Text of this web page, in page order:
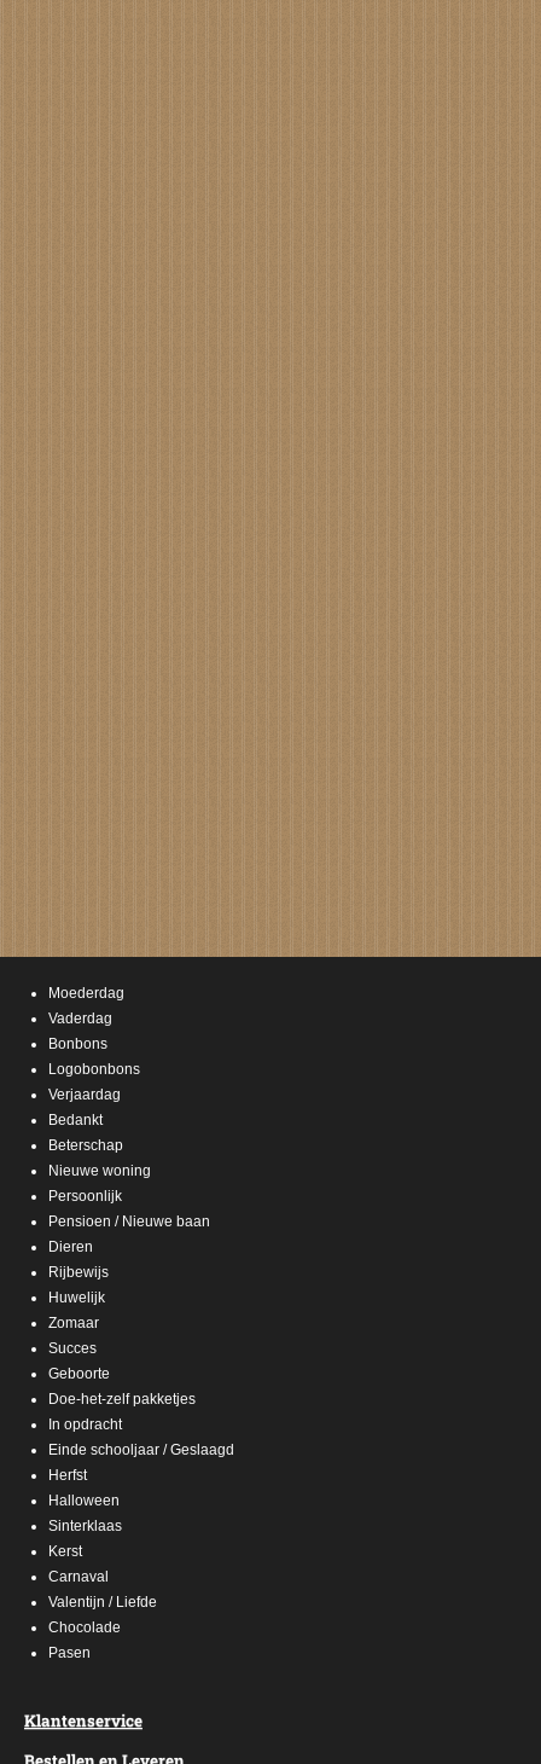
Moederdag
Vaderdag
Bonbons
Logobonbons
Verjaardag
Bedankt
Beterschap
Nieuwe woning
Persoonlijk
Pensioen / Nieuwe baan
Dieren
Rijbewijs
Huwelijk
Zomaar
Succes
Geboorte
Doe-het-zelf pakketjes
In opdracht
Einde schooljaar / Geslaagd
Herfst
Halloween
Sinterklaas
Kerst
Carnaval
Valentijn / Liefde
Chocolade
Pasen
Klantenservice